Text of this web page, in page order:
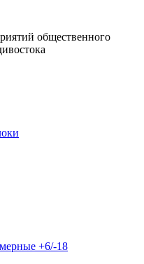
общественного
+6/-18